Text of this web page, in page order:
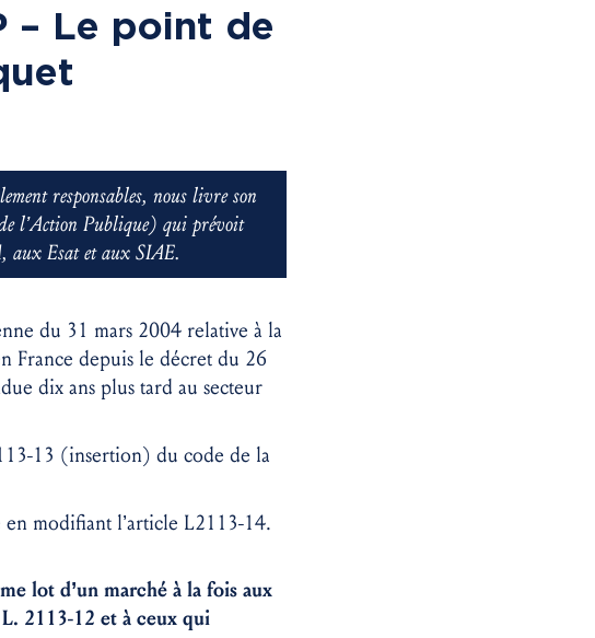
– Le point de
responsables, nous livre son
l’Action Publique) qui prévoit
aux Esat et aux SIAE.
du 31 mars 2004 relative à la
France depuis le décret du 26
dix ans plus tard au secteur
13 (insertion) du code de la
modifiant l’article L2113-14.
lot d’un marché à la fois aux
2113-12 et à ceux qui